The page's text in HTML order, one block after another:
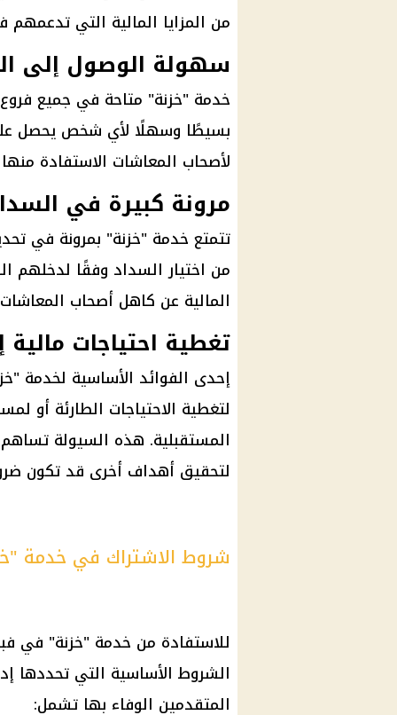
من المزايا المالية التي تدعمهم
سهولة الوصول إلى
خدمة "خزنة" متاحة في جميع
بسيطًا وسهلًا لأي شخص يحصل
لأصحاب المعاشات الاستفادة
مرونة كبيرة في
تتمتع خدمة "خزنة" بمرونة في
من اختيار السداد وفقًا
المالية عن كاهل أصحاب المعاشات
تغطية احتياجات مالية
إحدى الفوائد الأساسية لخدمة
لتغطية الاحتياجات الطارئة أو
المستقبلية. هذه السيولة
لتحقيق أهداف أخرى قد تكون
شروط الاشتراك في خدمة
للاستفادة من خدمة "خزنة" في
الشروط الأساسية التي تحددها
المتقدمين الوفاء بها تشمل: